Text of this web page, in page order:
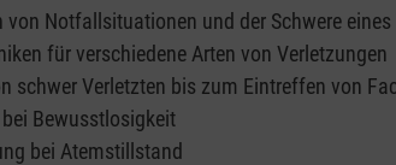
von Notfallsituationen und der Schwere
für verschiedene Arten von Verletzungen
schwer Verletzten bis zum Eintreffen von
Bewusstlosigkeit
bei Atemstillstand